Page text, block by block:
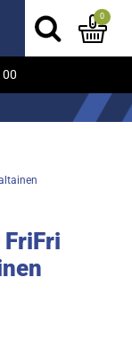
0